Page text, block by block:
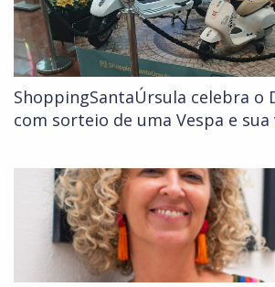
ShoppingSantaÚrsula celebra o
com sorteio de uma Vespa e